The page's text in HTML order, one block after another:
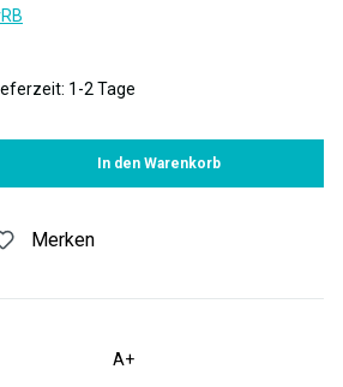
1-2 Tage
In den Warenkorb
Merken
A+